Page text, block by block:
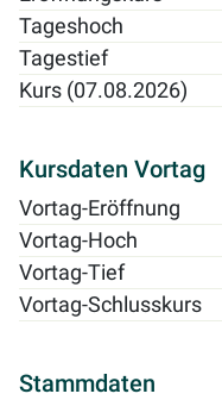
Tageshoch
Tagestief
Kurs (07.08.2026)
Kursdaten Vortag
Vortag-Eröffnung
Vortag-Hoch
Vortag-Tief
Vortag-Schlusskurs
Stammdaten